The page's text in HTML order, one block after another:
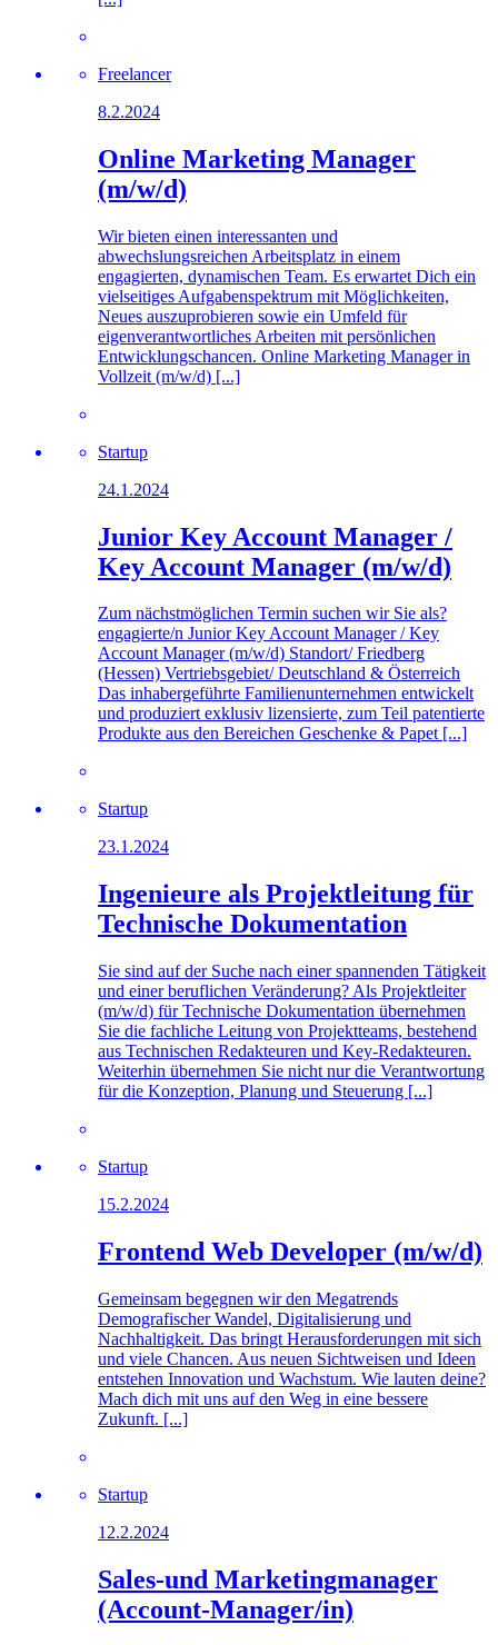
Freelancer
8.2.2024
Online Marketing Manager
(m/w/d)
Wir bieten einen interessanten und
abwechslungsreichen Arbeitsplatz in einem
engagierten, dynamischen Team. Es erwartet Dich ein
vielseitiges Aufgabenspektrum mit Möglichkeiten,
Neues auszuprobieren sowie ein Umfeld für
eigenverantwortliches Arbeiten mit persönlichen
Entwicklungschancen. Online Marketing Manager in
Vollzeit (m/w/d) [...]
Startup
24.1.2024
Junior Key Account Manager /
Key Account Manager (m/w/d)
Zum nächstmöglichen Termin suchen wir Sie als?
engagierte/n Junior Key Account Manager / Key
Account Manager (m/w/d) Standort/ Friedberg
(Hessen) Vertriebsgebiet/ Deutschland & Österreich
Das inhabergeführte Familienunternehmen entwickelt
und produziert exklusiv lizensierte, zum Teil patentierte
Produkte aus den Bereichen Geschenke & Papet [...]
Startup
23.1.2024
Ingenieure als Projektleitung für
Technische Dokumentation
Sie sind auf der Suche nach einer spannenden Tätigkeit
und einer beruflichen Veränderung? Als Projektleiter
(m/w/d) für Technische Dokumentation übernehmen
Sie die fachliche Leitung von Projektteams, bestehend
aus Technischen Redakteuren und Key-Redakteuren.
Weiterhin übernehmen Sie nicht nur die Verantwortung
für die Konzeption, Planung und Steuerung [...]
Startup
15.2.2024
Frontend Web Developer (m/w/d)
Gemeinsam begegnen wir den Megatrends
Demografischer Wandel, Digitalisierung und
Nachhaltigkeit. Das bringt Herausforderungen mit sich
und viele Chancen. Aus neuen Sichtweisen und Ideen
entstehen Innovation und Wachstum. Wie lauten deine?
Mach dich mit uns auf den Weg in eine bessere
Zukunft. [...]
Startup
12.2.2024
Sales-und Marketingmanager
(Account-Manager/in)